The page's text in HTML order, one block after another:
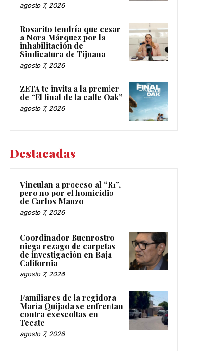
agosto 7, 2026
Rosarito tendría que cesar
a Nora Márquez por la
inhabilitación de
Sindicatura de Tijuana
agosto 7, 2026
ZETA te invita a la premier
de “El final de la calle Oak”
agosto 7, 2026
Destacadas
Vinculan a proceso al “R1”,
pero no por el homicidio
de Carlos Manzo
agosto 7, 2026
Coordinador Buenrostro
niega rezago de carpetas
de investigación en Baja
California
agosto 7, 2026
Familiares de la regidora
María Quijada se enfrentan
contra exescoltas en
Tecate
agosto 7, 2026